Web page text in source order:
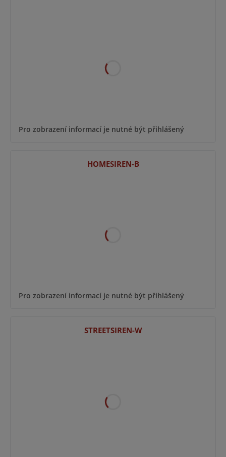
Pro zobrazení informací je nutné být přihlášený
HOMESIREN-B
Pro zobrazení informací je nutné být přihlášený
STREETSIREN-W